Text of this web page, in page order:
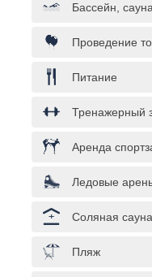
Бассейн,
Проведение
Питание
Тренажерный
Аренда
Ледовые
Соляная сауна
Пляж